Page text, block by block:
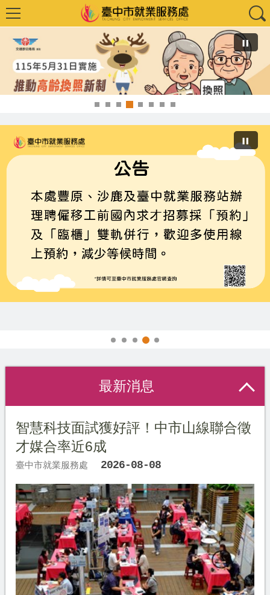
辦理聘僱移工前國內求才招募預約
最新消息
智慧科技面試獲好評！中市山線聯合徵
才媒合率近6成
臺中市就業服務處 2026-08-08